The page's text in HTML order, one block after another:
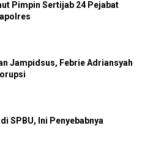
Pimpin Sertijab 24 Pejabat
Jampidsus, Febrie Adriansyah
SPBU, Ini Penyebabnya